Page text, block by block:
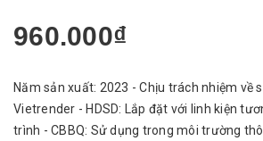
960.000₫
Năm sản xuất: 2023 - Chịu trách nhiệm về
Vietrender - HDSD: Lắp đặt với linh kiện
trình - CBBQ: Sử dụng trong môi trường